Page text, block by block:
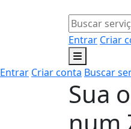
Entrar Criar
Entrar Criar conta Buscar
Sua